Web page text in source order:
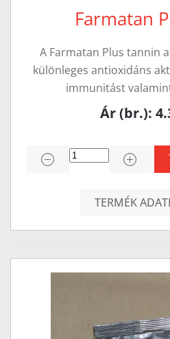
Farmatan
A Farmatan Plus tannin
különleges antioxidáns
immunitást
Ár (br.):
TERMÉK